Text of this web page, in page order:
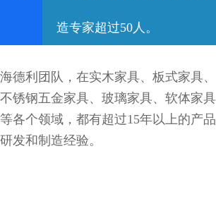
造专家超过50人。
海德利团队，在实木家具、板式家具、
不锈钢五金家具、玻璃家具、软体家具
等各个领域，都有超过15年以上的产品
研发和制造经验。